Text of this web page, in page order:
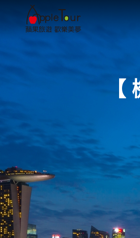
25
$